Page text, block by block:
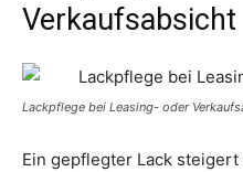
Verkaufsabsicht
Lackpflege bei Leasing- oder
Ein gepflegter Lack